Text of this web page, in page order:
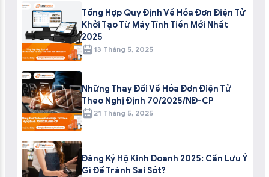
Tổng Hợp Quy Định Về Hóa Đơn Điện Tử
Khởi Tạo Từ Máy Tính Tiền Mới Nhất
2025
13 Tháng 5, 2025
Những Thay Đổi Về Hóa Đơn Điện Tử
Theo Nghị Định 70/2025/NĐ-CP
21 Tháng 5, 2025
Đăng Ký Hộ Kinh Doanh 2025: Cần Lưu Ý
Gì Để Tránh Sai Sót?